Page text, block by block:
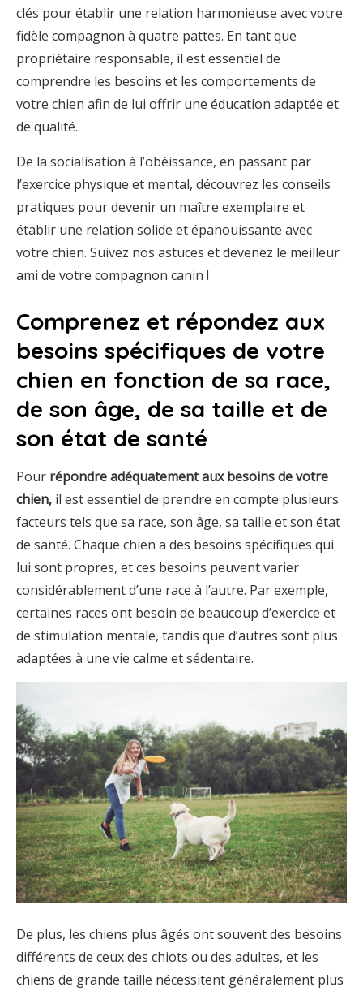
clés pour établir une relation harmonieuse avec votre
fidèle compagnon à quatre pattes. En tant que
propriétaire responsable, il est essentiel de
comprendre les besoins et les comportements de
votre chien afin de lui offrir une éducation adaptée et
de qualité.
De la socialisation à l’obéissance, en passant par
l’exercice physique et mental, découvrez les conseils
pratiques pour devenir un maître exemplaire et
établir une relation solide et épanouissante avec
votre chien. Suivez nos astuces et devenez le meilleur
ami de votre compagnon canin !
Comprenez et répondez aux
besoins spécifiques de votre
chien en fonction de sa race,
de son âge, de sa taille et de
son état de santé
Pour répondre adéquatement aux besoins de votre
chien, il est essentiel de prendre en compte plusieurs
facteurs tels que sa race, son âge, sa taille et son état
de santé. Chaque chien a des besoins spécifiques qui
lui sont propres, et ces besoins peuvent varier
considérablement d’une race à l’autre. Par exemple,
certaines races ont besoin de beaucoup d’exercice et
de stimulation mentale, tandis que d’autres sont plus
adaptées à une vie calme et sédentaire.
De plus, les chiens plus âgés ont souvent des besoins
différents de ceux des chiots ou des adultes, et les
chiens de grande taille nécessitent généralement plus